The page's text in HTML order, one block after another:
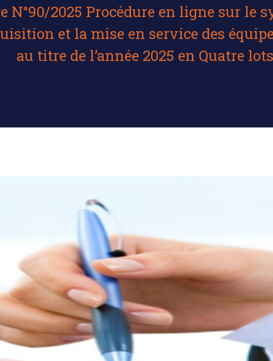
N°90/2025 Procédure en ligne sur le
et la mise en service des
au titre de l’année 2025 en Quatre lots